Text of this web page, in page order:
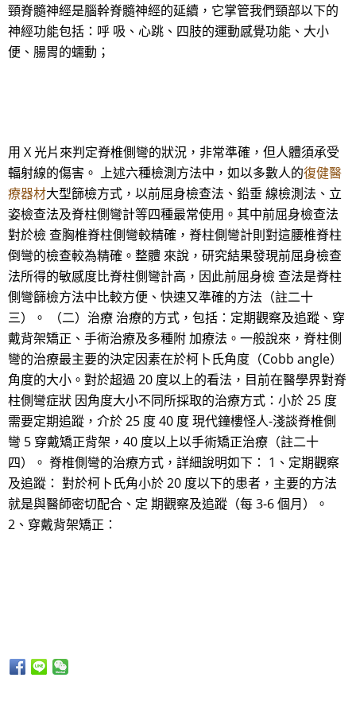
頸脊髓神經是腦幹脊髓神經的延續，它掌管我們頸部以下的
神經功能包括：呼 吸、心跳、四肢的運動感覺功能、大小
便、腸胃的蠕動；
用 X 光片來判定脊椎側彎的狀況，非常準確，但人體須承受
輻射線的傷害。 上述六種檢測方法中，如以多數人的復健醫
療器材大型篩檢方式，以前屈身檢查法、鉛垂 線檢測法、立
姿檢查法及脊柱側彎計等四種最常使用。其中前屈身檢查法
對於檢 查胸椎脊柱側彎較精確，脊柱側彎計則對這腰椎脊柱
倒彎的檢查較為精確。整體 來說，研究結果發現前屈身檢查
法所得的敏感度比脊柱側彎計高，因此前屈身檢 查法是脊柱
側彎篩檢方法中比較方便、快速又準確的方法（註二十
三）。 （二）治療 治療的方式，包括：定期觀察及追蹤、穿
戴背架矯正、手術治療及多種附 加療法。一般說來，脊柱側
彎的治療最主要的決定因素在於柯卜氏角度（Cobb angle）
角度的大小。對於超過 20 度以上的看法，目前在醫學界對脊
柱側彎症狀 因角度大小不同所採取的治療方式：小於 25 度
需要定期追蹤，介於 25 度 40 度 現代鐘樓怪人-淺談脊椎側
彎 5 穿戴矯正背架，40 度以上以手術矯正治療（註二十
四）。 脊椎側彎的治療方式，詳細說明如下： 1、定期觀察
及追蹤： 對於柯卜氏角小於 20 度以下的患者，主要的方法
就是與醫師密切配合、定 期觀察及追蹤（每 3-6 個月）。
2、穿戴背架矯正：